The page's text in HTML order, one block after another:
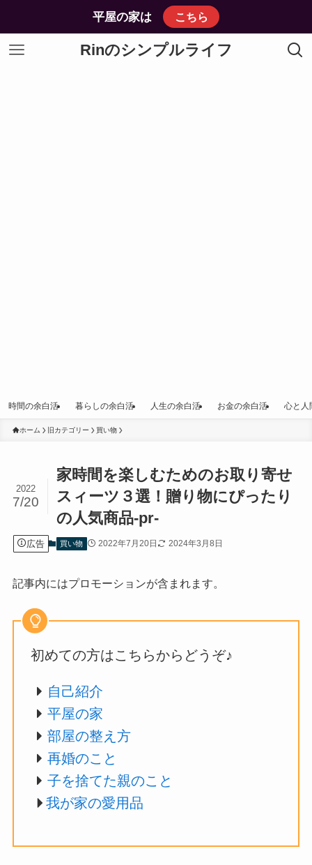
平屋の家は こちら
Rinのシンプルライフ
時間の余白活 暮らしの余白活 人生の余白活 お金の余白活 心と人
ホーム 旧カテゴリー 買い物
家時間を楽しむためのお取り寄せ
スィーツ３選！贈り物にぴったり
の人気商品‐pr‐
2022
7/20
広告 買い物 2022年7月20日 2024年3月8日
記事内にはプロモーションが含まれます。
初めての方はこちらからどうぞ♪
自己紹介
平屋の家
部屋の整え方
再婚のこと
子を捨てた親のこと
我が家の愛用品